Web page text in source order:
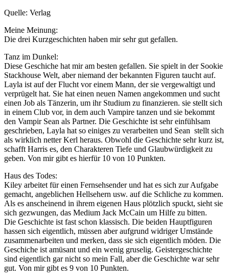
Quelle: Verlag
Meine Meinung:
Die drei Kurzgeschichten haben mir sehr gut gefallen.
Tanz im Dunkel:
Diese Geschiche hat mir am besten gefallen. Sie spielt in der Sookie
Stackhouse Welt, aber niemand der bekannten Figuren taucht auf.
Layla ist auf der Flucht vor einem Mann, der sie vergewaltigt und
verprügelt hat. Sie hat einen neuen Namen angekommen und sucht
einen Job als Tänzerin, um ihr Studium zu finanzieren. sie stellt sich
in einem Club vor, in dem auch Vampire tanzen und sie bekommt
den Vampir Sean als Partner. Die Geschichte ist sehr einfühlsam
geschrieben, Layla hat so einiges zu verarbeiten und Sean stellt sich
als wirklich netter Kerl heraus. Obwohl die Geschichte sehr kurz ist,
schafft Harris es, den Charakteren Tiefe und Glaubwürdigkeit zu
geben. Von mir gibt es hierfür 10 von 10 Punkten.
Haus des Todes:
Kiley arbeitet für einen Fernsehsender und hat es sich zur Aufgabe
gemacht, angeblichen Hellsehern usw. auf die Schliche zu kommen.
Als es anscheinend in ihrem eigenen Haus plötzlich spuckt, sieht sie
sich gezwungen, das Medium Jack McCain um Hilfe zu bitten.
Die Geschichte ist fast schon klassisch. Die beiden Hauptfiguren
hassen sich eigentlich, müssen aber aufgrund widriger Umstände
zusammenarbeiten und merken, dass sie sich eigentlich möden. Die
Geschiche ist amüsant und ein wenig gruselig. Geistergeschichte
sind eigentlich gar nicht so mein Fall, aber die Geschichte war sehr
gut. Von mir gibt es 9 von 10 Punkten.